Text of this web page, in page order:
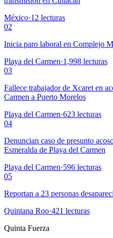
México·12 lecturas
02
Inicia paro laboral en Complejo
Playa del Carmen·1,998 lecturas
03
Fallece trabajador de Xcaret en
Carmen a Puerto Morelos
Playa del Carmen·623 lecturas
04
Denuncian caso de presunto
Esmeralda de Playa del Carmen
Playa del Carmen·596 lecturas
05
Reportan a 23 personas
Quintana Roo·421 lecturas
Quinta Fuerza